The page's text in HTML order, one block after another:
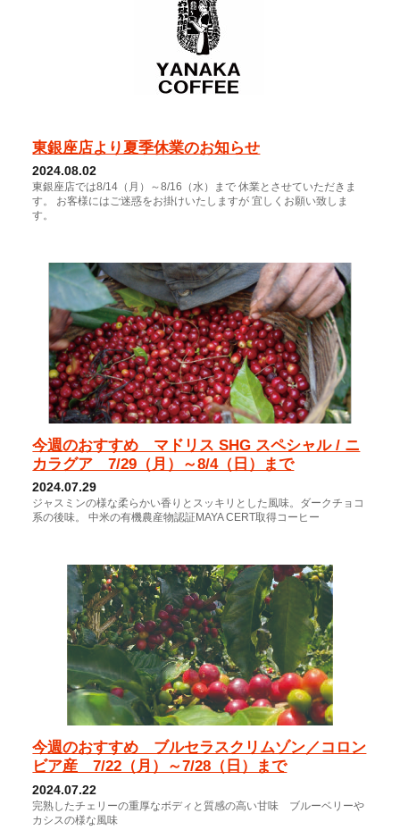
東銀座店より夏季休業のお知らせ
2024.08.02
東銀座店では8/14（月）～8/16（水）まで 休業とさせていただきま
す。 お客様にはご迷惑をお掛けいたしますが 宜しくお願い致しま
す。
今週のおすすめ マドリス SHG スペシャル / ニ
カラグア 7/29（月）～8/4（日）まで
2024.07.29
ジャスミンの様な柔らかい香りとスッキリとした風味。ダークチョコ
系の後味。 中米の有機農産物認証MAYA CERT取得コーヒー
今週のおすすめ ブルセラスクリムゾン／コロン
ビア産 7/22（月）～7/28（日）まで
2024.07.22
完熟したチェリーの重厚なボディと質感の高い甘味 ブルーベリーや
カシスの様な風味